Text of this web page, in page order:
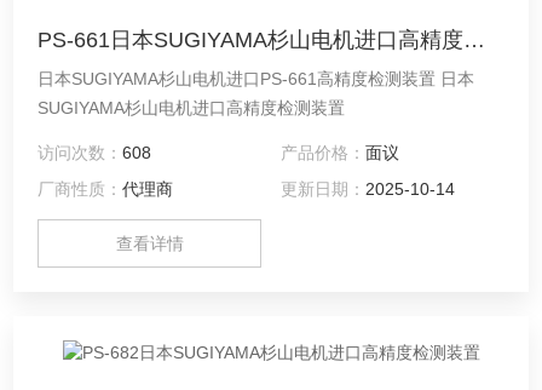
PS-661日本SUGIYAMA杉山电机进口高精度检测装置
日本SUGIYAMA杉山电机进口PS-661高精度检测装置 日本
SUGIYAMA杉山电机进口高精度检测装置
访问次数：608 产品价格： 面议
厂商性质：代理商 更新日期： 2025-10-14
查看详情